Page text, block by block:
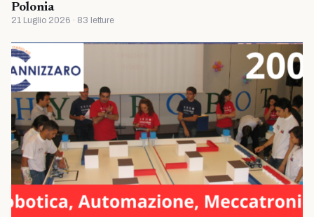
Polonia
21 Luglio 2026 · 83 letture